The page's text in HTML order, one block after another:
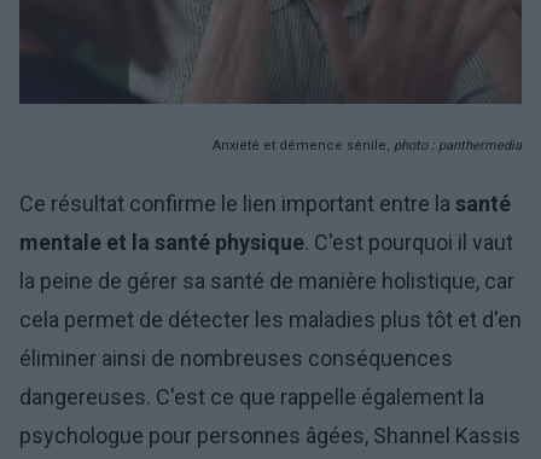
Anxiété et démence sénile, photo : panthermedia
Ce résultat confirme le lien important entre la santé
mentale et la santé physique. C'est pourquoi il vaut
la peine de gérer sa santé de manière holistique, car
cela permet de détecter les maladies plus tôt et d'en
éliminer ainsi de nombreuses conséquences
dangereuses. C'est ce que rappelle également la
psychologue pour personnes âgées, Shannel Kassis